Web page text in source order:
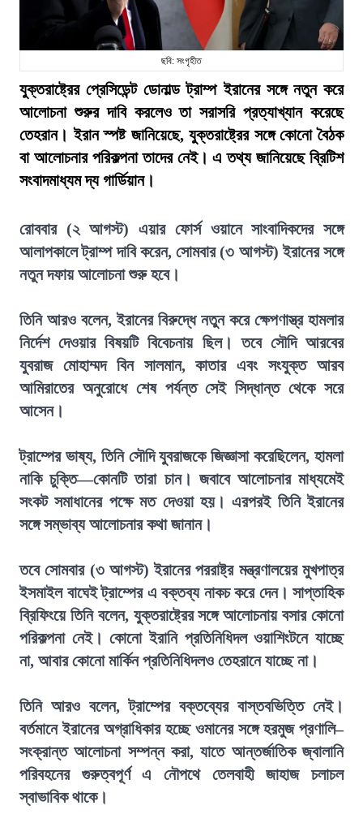
ছবি: সংগৃহীত
যুক্তরাষ্ট্রের প্রেসিডেন্ট ডোনাল্ড ট্রাম্প ইরানের সঙ্গে নতুন করে
আলোচনা শুরুর দাবি করলেও তা সরাসরি প্রত্যাখ্যান করেছে
তেহরান। ইরান স্পষ্ট জানিয়েছে, যুক্তরাষ্ট্রের সঙ্গে কোনো বৈঠক
বা আলোচনার পরিকল্পনা তাদের নেই। এ তথ্য জানিয়েছে ব্রিটিশ
সংবাদমাধ্যম দ্য গার্ডিয়ান।
রোববার (২ আগস্ট) এয়ার ফোর্স ওয়ানে সাংবাদিকদের সঙ্গে
আলাপকালে ট্রাম্প দাবি করেন, সোমবার (৩ আগস্ট) ইরানের সঙ্গে
নতুন দফায় আলোচনা শুরু হবে।
তিনি আরও বলেন, ইরানের বিরুদ্ধে নতুন করে ক্ষেপণাস্ত্র হামলার
নির্দেশ দেওয়ার বিষয়টি বিবেচনায় ছিল। তবে সৌদি আরবের
যুবরাজ মোহাম্মদ বিন সালমান, কাতার এবং সংযুক্ত আরব
আমিরাতের অনুরোধে শেষ পর্যন্ত সেই সিদ্ধান্ত থেকে সরে
আসেন।
ট্রাম্পের ভাষ্য, তিনি সৌদি যুবরাজকে জিজ্ঞাসা করেছিলেন, হামলা
নাকি চুক্তি—কোনটি তারা চান। জবাবে আলোচনার মাধ্যমেই
সংকট সমাধানের পক্ষে মত দেওয়া হয়। এরপরই তিনি ইরানের
সঙ্গে সম্ভাব্য আলোচনার কথা জানান।
তবে সোমবার (৩ আগস্ট) ইরানের পররাষ্ট্র মন্ত্রণালয়ের মুখপাত্র
ইসমাইল বাঘেই ট্রাম্পের এ বক্তব্য নাকচ করে দেন। সাপ্তাহিক
ব্রিফিংয়ে তিনি বলেন, যুক্তরাষ্ট্রের সঙ্গে আলোচনায় বসার কোনো
পরিকল্পনা নেই। কোনো ইরানি প্রতিনিধিদল ওয়াশিংটনে যাচ্ছে
না, আবার কোনো মার্কিন প্রতিনিধিদলও তেহরানে যাচ্ছে না।
তিনি আরও বলেন, ট্রাম্পের বক্তব্যের বাস্তবভিত্তি নেই।
বর্তমানে ইরানের অগ্রাধিকার হচ্ছে ওমানের সঙ্গে হরমুজ প্রণালি–
সংক্রান্ত আলোচনা সম্পন্ন করা, যাতে আন্তর্জাতিক জ্বালানি
পরিবহনের গুরুত্বপূর্ণ এ নৌপথে তেলবাহী জাহাজ চলাচল
স্বাভাবিক থাকে।